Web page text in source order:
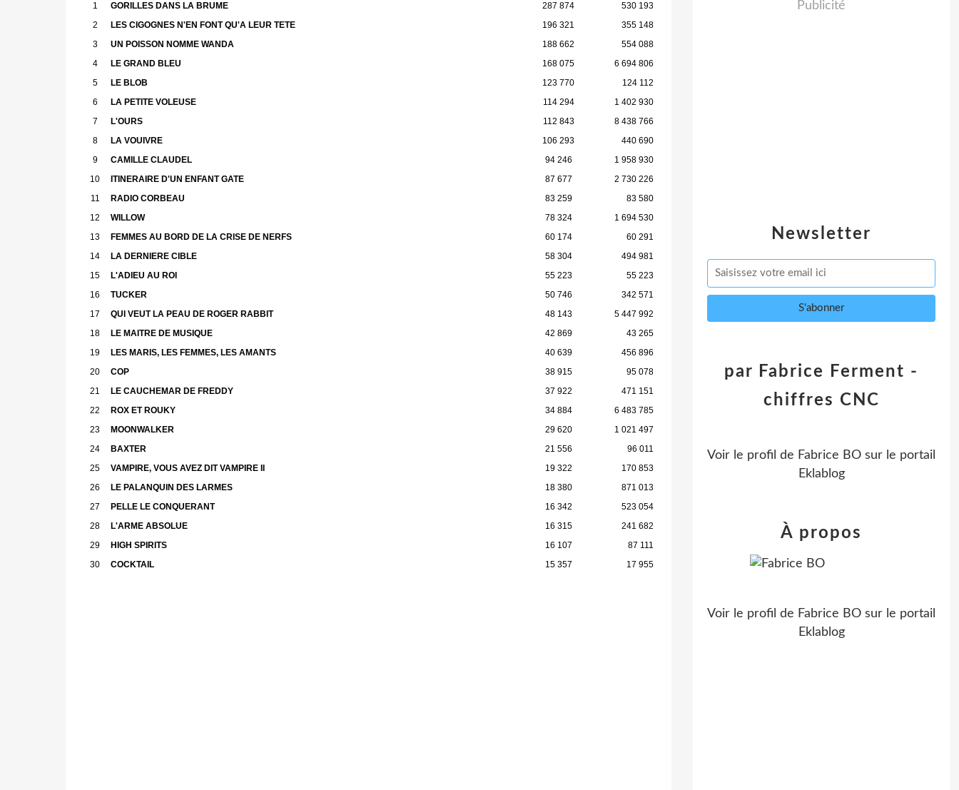
1 GORILLES DANS LA BRUME 287 874
530 193
2
LES CIGOGNES N'EN FONT QU'A LEUR TETE 196 321
355 148
3
UN POISSON NOMME WANDA 188 662
554 088
4
LE GRAND BLEU 168 075
6 694 806
5
LE BLOB 123 770
124 112
6
LA PETITE VOLEUSE 114 294
1 402 930
7
L'OURS 112 843
8 438 766
8
LA VOUIVRE 106 293
440 690
9
CAMILLE CLAUDEL 94 246
1 958 930
10
ITINERAIRE D'UN ENFANT GATE 87 677
2 730 226
11
RADIO CORBEAU 83 259
83 580
12
WILLOW 78 324
1 694 530
13
FEMMES AU BORD DE LA CRISE DE NERFS 60 174
60 291
14
LA DERNIERE CIBLE 58 304
494 981
15
L'ADIEU AU ROI 55 223
55 223
16
TUCKER 50 746
342 571
17
QUI VEUT LA PEAU DE ROGER RABBIT 48 143
5 447 992
18
LE MAITRE DE MUSIQUE 42 869
43 265
19
LES MARIS, LES FEMMES, LES AMANTS 40 639
456 896
20
COP 38 915
95 078
21
LE CAUCHEMAR DE FREDDY 37 922
471 151
22
ROX ET ROUKY 34 884
6 483 785
23
MOONWALKER 29 620
1 021 497
24
BAXTER 21 556
96 011
25
VAMPIRE, VOUS AVEZ DIT VAMPIRE II 19 322
170 853
26
LE PALANQUIN DES LARMES 18 380
871 013
27
PELLE LE CONQUERANT 16 342
523 054
28
L'ARME ABSOLUE 16 315
241 682
29
HIGH SPIRITS 16 107
87 111
30
COCKTAIL 15 357 17 955
Newsletter
Publicité
par Fabrice Ferment -
chiffres CNC
Voir le profil de Fabrice BO sur le portail
Eklablog
À propos
Voir le profil de Fabrice BO sur le portail
Eklablog